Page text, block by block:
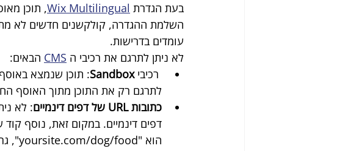
בעת הגדרת Wix Multilingual, תוכן
השלמת ההגדרה, קולקשנים חדשים לא
עומדים בדרישות.
לא ניתן לתרגם את רכיבי ה CMS הבאים:
רכיבי Sandbox
לתרגם רק את התוכן מתוך האוסף
כתובות URL של דפים דינמיים
הוא "yoursite.com/dog/food", גרסת הגרמנית תהיה "yoursite.com/de/dog/food"